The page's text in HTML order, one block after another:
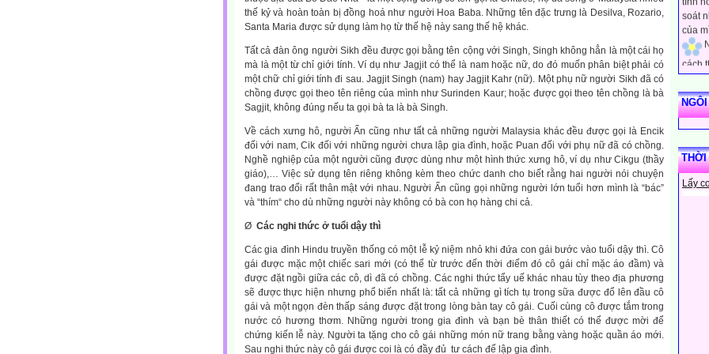
soát
của
cách
khác
vào
sống.
mình.
diễn
nghĩ
THỜI
Lấy
thế kỷ và hoàn toàn bị đồng hoá như người Hoa Baba. Những tên đặc trưng là Desilva, Rozario,
Santa Maria được sử dụng làm họ từ thế hệ này sang thế hệ khác.
Tất cả đàn ông người Sikh đều được gọi bằng tên cộng với Singh, Singh không hẳn là một cái họ
mà là một từ chỉ giới tính. Ví dụ như Jagjit có thể là nam hoặc nữ, do đó muốn phân biệt phải có
một chữ chỉ giới tính đi sau. Jagjit Singh (nam) hay Jagjit Kahr (nữ). Một phụ nữ người Sikh đã có
chồng được gọi theo tên riêng của mình như Surinden Kaur; hoặc được gọi theo tên chồng là bà
Sagjit, không đúng nếu ta gọi bà ta là bà Singh.
Về cách xưng hô, người Ấn cũng như tất cả những người Malaysia khác đều được gọi là Encik
đối với nam, Cik đối với những người chưa lập gia đình, hoặc Puan đối với phụ nữ đã có chồng.
Nghề nghiệp của một người cũng được dùng như một hình thức xưng hô, ví dụ như Cikgu (thầy
giáo),… Việc sử dụng tên riêng không kèm theo chức danh cho biết rằng hai người nói chuyện
đang trao đổi rất thân mật với nhau. Người Ấn cũng gọi những người lớn tuổi hơn mình là “bác”
và “thím“ cho dù những người này không có bà con họ hàng chi cả.
Ø Các nghi thức ở tuổi dậy thì
Các gia đình Hindu truyền thống có một lễ kỷ niệm nhỏ khi đứa con gái bước vào tuổi dậy thì. Cô
gái được mặc một chiếc sari mới (có thể từ trước đến thời điểm đó cô gái chỉ mặc áo đầm) và
được đặt ngồi giữa các cô, dì đã có chồng. Các nghi thức tẩy uế khác nhau tùy theo địa phương
sẽ được thực hiện nhưng phổ biến nhất là: tất cả những gì tích tụ trong sữa được đổ lên đầu cô
gái và một ngọn đèn thấp sáng được đặt trong lòng bàn tay cô gái. Cuối cùng cô được tắm trong
nước có hương thơm. Những người trong gia đình và bạn bè thân thiết có thể được mời để
chứng kiến lễ này. Người ta tặng cho cô gái những món nữ trang bằng vàng hoặc quần áo mới.
Sau nghi thức này cô gái được coi là có đầy đủ tư cách để lập gia đình.